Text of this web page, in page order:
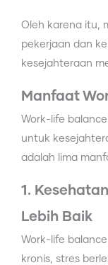
Oleh karena itu,
pekerjaan dan
kesejahteraan
Manfaat
Work-life
untuk
adalah lima
1.
Lebih Baik
Work-life
kronis, stres